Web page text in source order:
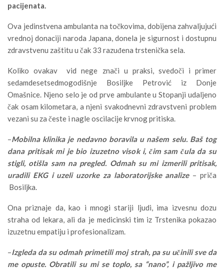
pacijenata.
Ova jedinstvena ambulanta na točkovima, dobijena zahvaljujući
vrednoj donaciji naroda Japana, donela je sigurnost i dostupnu
zdravstvenu zaštitu u čak 33 razuđena trstenička sela.
Koliko ovakav vid nege znači u praksi, svedoči i primer
sedamdesetsedmogodišnje Bosiljke Petrović iz Donje
Omašnice. Njeno selo je od prve ambulante u Stopanji udaljeno
čak osam kilometara, a njeni svakodnevni zdravstveni problem
vezani su za česte i nagle oscilacije krvnog pritiska.
–Mobilna klinika je nedavno boravila u našem selu. Baš tog
dana pritisak mi je bio izuzetno visok i, čim sam čula da su
stigli, otišla sam na pregled. Odmah su mi izmerili pritisak,
uradili EKG i uzeli uzorke za laboratorijske analize – priča
Bosiljka.
Ona priznaje da, kao i mnogi stariji ljudi, ima izvesnu dozu
straha od lekara, ali da je medicinski tim iz Trstenika pokazao
izuzetnu empatiju i profesionalizam.
–Izgleda da su odmah primetili moj strah, pa su učinili sve da
me opuste. Obratili su mi se toplo, sa “nano”, i pažljivo me